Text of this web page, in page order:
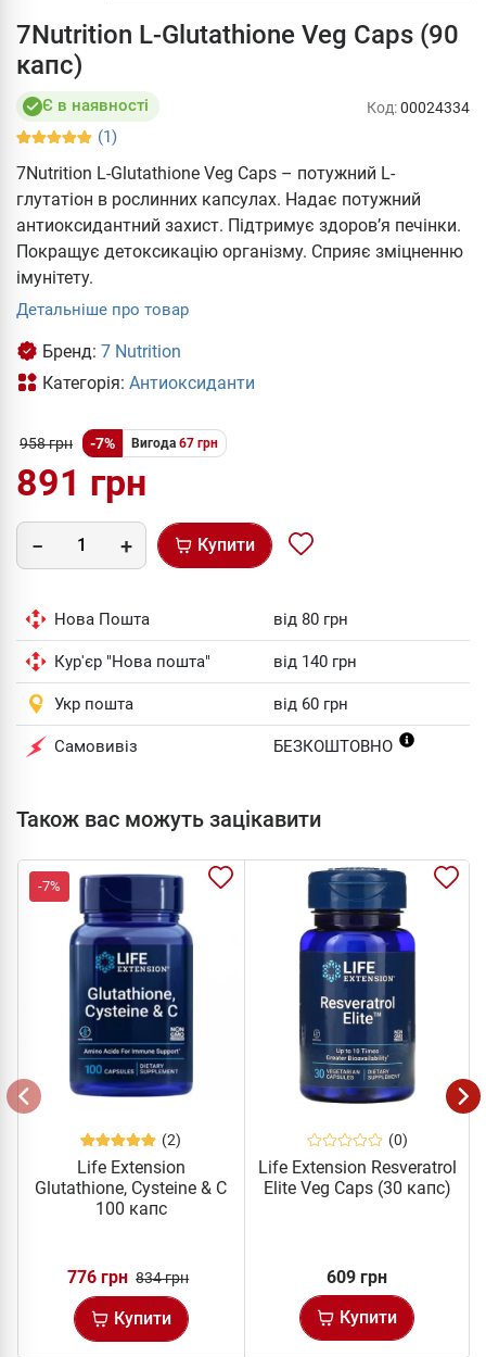
7Nutrition L-Glutathione Veg Caps (90
капс)
Є в наявності
(1)
Код:00024334
7Nutrition L-Glutathione Veg Caps – потужний L-
глутатіон в рослинних капсулах. Надає потужний
антиоксидантний захист. Підтримує здоров’я печінки.
Покращує детоксикацію організму. Сприяє зміцненню
імунітету.
Детальніше про товар
Бренд: 7 Nutrition
Категорія: Антиоксиданти
958 грн -7% Вигода 67 грн
891 грн
Купити
Нова Пошта від 80 грн
Кур'єр "Нова пошта" від 140 грн
Укр пошта від 60 грн
Самовивіз БЕЗКОШТОВНО
Також вас можуть зацікавити
-7%
(2)
Life Extension
Glutathione, Cysteine & C
100 капс
776 грн 834 грн
Купити
(0)
Life Extension Resveratrol
Elite Veg Caps (30 капс)
609 грн
Купити